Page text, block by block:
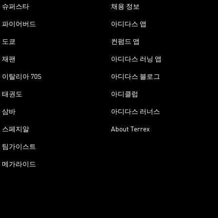
슈퍼스타
파이어버드
도쿄
재팬
이탈리아 70S
태권도
삼바
스페지알
팀가이스트
메가라이드
채용 정보
아디다스 앱
컨펌드 앱
아디다스 러닝 앱
아디다스 블로그
아디클럽
아디다스 러너스
About Terrex